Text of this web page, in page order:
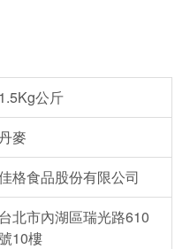
1.5Kg公斤
麥
格食品股份有限公司
台北市內湖區瑞光路610
10樓